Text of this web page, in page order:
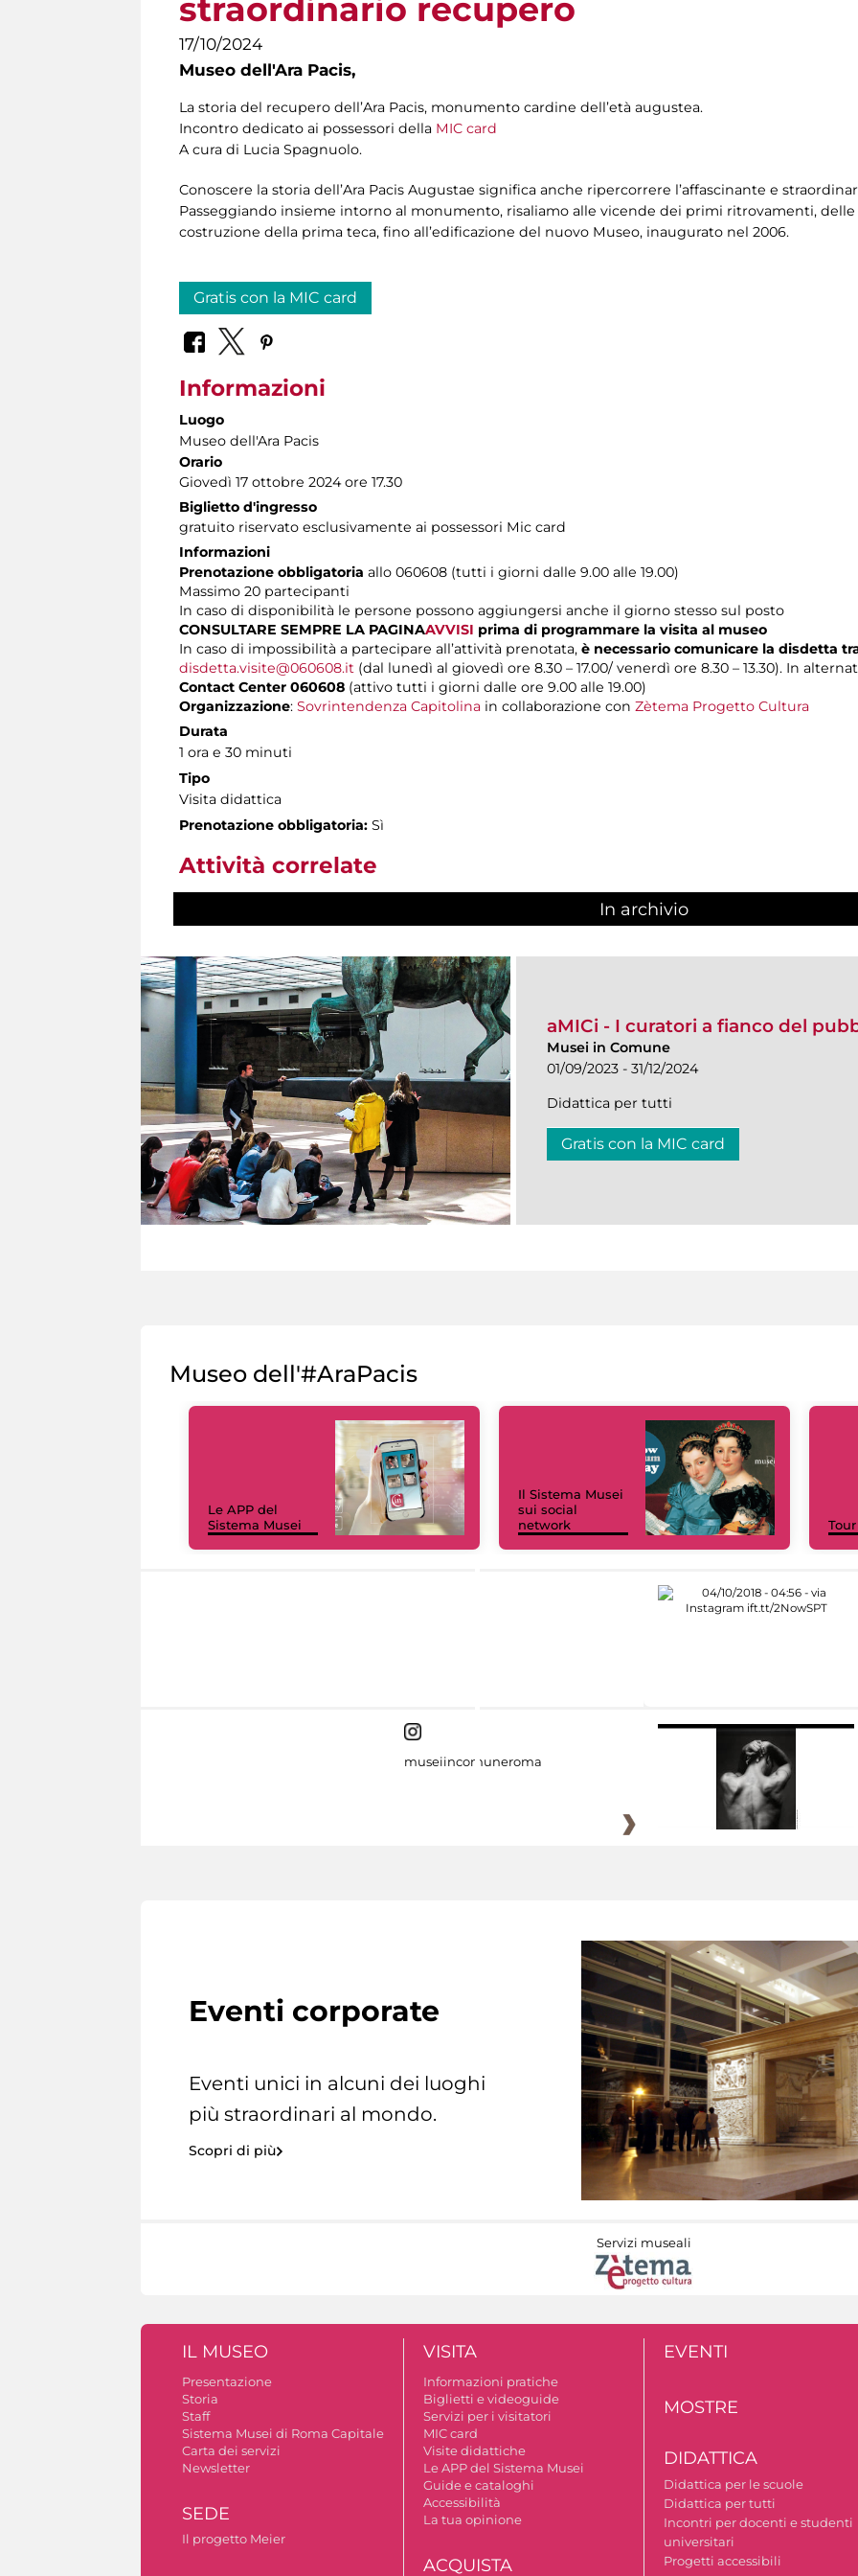
straordinario recupero
17/10/2024
Museo dell'Ara Pacis,
La storia del recupero dell’Ara Pacis, monumento cardine dell’età augustea.
Incontro dedicato ai possessori della MIC card
A cura di Lucia Spagnuolo.
Conoscere la storia dell’Ara Pacis Augustae significa anche ripercorrere l’affascinante e
Passeggiando insieme intorno al monumento, risaliamo alle vicende dei primi ritrovamenti,
costruzione della prima teca, fino all’edificazione del nuovo Museo, inaugurato nel 2006.
Gratis con la MIC card
Informazioni
Luogo
Museo dell'Ara Pacis
Orario
Giovedì 17 ottobre 2024 ore 17.30
Biglietto d'ingresso
gratuito riservato esclusivamente ai possessori Mic card
Informazioni
Prenotazione obbligatoria allo 060608 (tutti i giorni dalle 9.00 alle 19.00)
Massimo 20 partecipanti
In caso di disponibilità le persone possono aggiungersi anche il giorno stesso sul posto
CONSULTARE SEMPRE LA PAGINAAVVISI prima di programmare la visita al museo
In caso di impossibilità a partecipare all’attività prenotata, è necessario comunicare la disdetta
disdetta.visite@060608.it (dal lunedì al giovedì ore 8.30 – 17.00/ venerdì ore 8.30 – 13.30). In
Contact Center 060608 (attivo tutti i giorni dalle ore 9.00 alle 19.00)
Organizzazione: Sovrintendenza Capitolina in collaborazione con Zètema Progetto Cultura
Durata
1 ora e 30 minuti
Tipo
Visita didattica
Prenotazione obbligatoria: Sì
Attività correlate
In archivio
aMICi - I curatori a fianco del
Musei in Comune
01/09/2023 - 31/12/2024
Didattica per tutti
Gratis con la MIC card
Museo dell'#AraPacis
Le APP del
Sistema Musei
Il Sistema Musei
sui social
network
museiincomuneroma
Eventi corporate
Eventi unici in alcuni dei luoghi
più straordinari al mondo.
Scopri di più
Servizi museali
IL MUSEO
Presentazione
Storia
Staff
Sistema Musei di Roma Capitale
Carta dei servizi
Newsletter
SEDE
Il progetto Meier
VISITA
Informazioni pratiche
Biglietti e videoguide
Servizi per i visitatori
MIC card
Visite didattiche
Le APP del Sistema Musei
Guide e cataloghi
Accessibilità
La tua opinione
ACQUISTA
EVENTI
MOSTRE
DIDATTICA
Didattica per le scuole
Didattica per tutti
Incontri per docenti e studenti
universitari
Progetti accessibili